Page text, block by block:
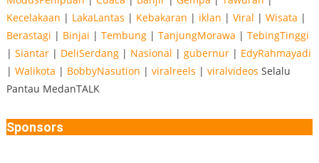
Kecelakaan | LakaLantas | Kebakaran | iklan | Viral | Wisata |
Berastagi | Binjai | Tembung| TanjungMorawa | TebingTinggi
| Siantar| DeliSerdang| Nasional | gubernur| EdyRahmayadi
| Walikota | BobbyNasution | viralreels | viralvideos Selalu
Pantau MedanTALK
Sponsors